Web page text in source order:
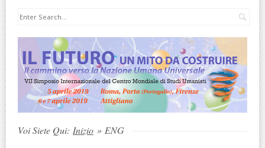
Voi Siete Qui: Inizio » ENG